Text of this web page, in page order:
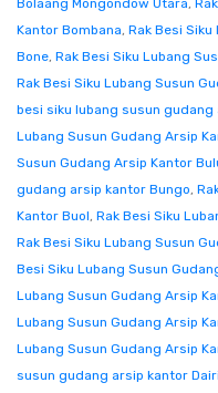
Bolaang Mongondow Utara,
Kantor Bombana, Rak Besi
Bone, Rak Besi Siku Lubang
Rak Besi Siku Lubang Susun
besi siku lubang susun
Lubang Susun Gudang Arsip
Susun Gudang Arsip Kantor
gudang arsip kantor Bungo,
Kantor Buol, Rak Besi Siku
Rak Besi Siku Lubang Susun
Besi Siku Lubang Susun
Lubang Susun Gudang Arsip
Lubang Susun Gudang Arsip
Lubang Susun Gudang Arsip
susun gudang arsip kantor Dairi